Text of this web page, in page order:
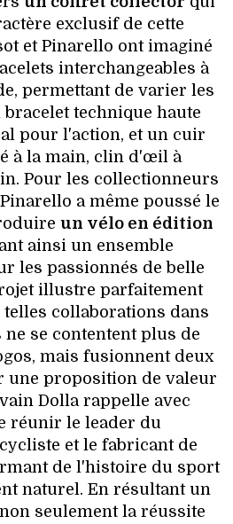
exclusif de cette
et Pinarello ont imaginé
interchangeables à
permettant de varier les
technique haute
pour l'action, et un cuir
à la main, clin d'œil à
Pour les collectionneurs
a même poussé le
un vélo en édition
ainsi un ensemble
les passionnés de belle
illustre parfaitement
collaborations dans
se contentent plus de
mais fusionnent deux
une proposition de valeur
Dolla rappelle avec
réunir le leader du
et le fabricant de
de l'histoire du sport
naturel. En résultant un
seulement la réussite